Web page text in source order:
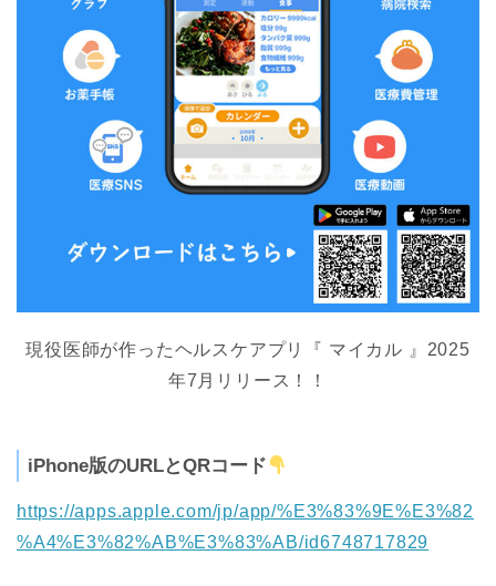
現役医師が作ったヘルスケアプリ『 マイカル 』2025
年7月リリース！！
iPhone版のURLとQRコード
https://apps.apple.com/jp/app/%E3%83%9E%E3%82
%A4%E3%82%AB%E3%83%AB/id6748717829